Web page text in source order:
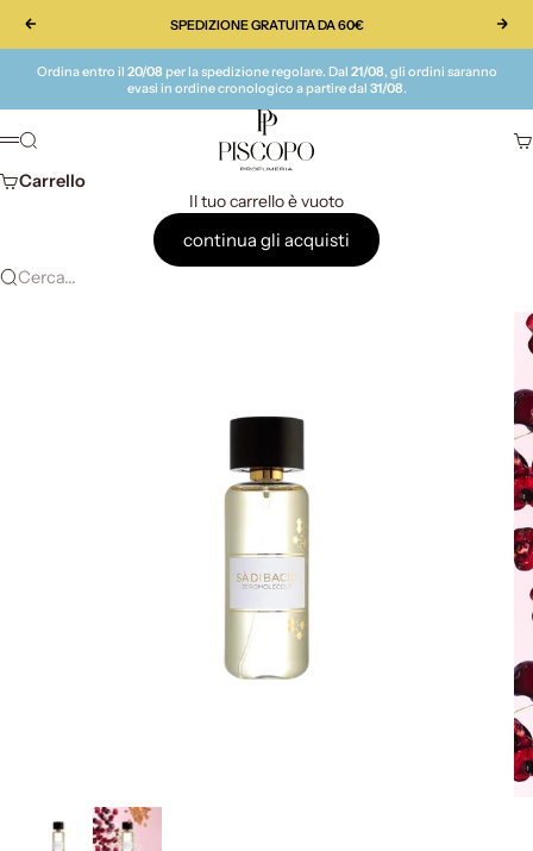
Precedente
SPEDIZIONE GRATUITA DA 60€
Ordina entro il 20/08 per la spedizione regolare. Dal 21/08, gli ordini saranno
evasi in ordine cronologico a partire dal 31/08.
Piscopo Profumeria
Menù
Cerca
Carrello
Il tuo carrello è vuoto
continua gli acquisti
Cerca...
ingrandisci
immagine